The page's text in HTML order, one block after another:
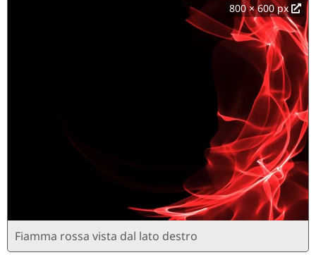
800 × 600 px
Fiamma rossa vista dal lato destro